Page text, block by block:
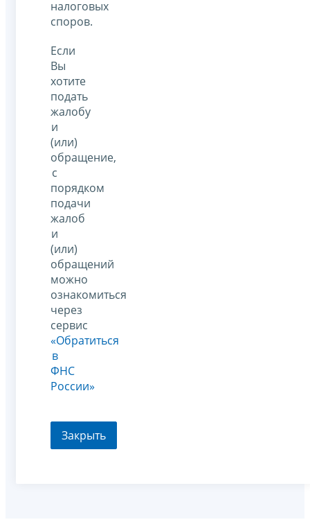
налоговых
споров.
Если
Вы
хотите
подать
жалобу
и
(или)
обращение,
с
порядком
подачи
жалоб
и
(или)
обращений
можно
ознакомиться
через
сервис
«Обратиться
в
ФНС
России»
Закрыть